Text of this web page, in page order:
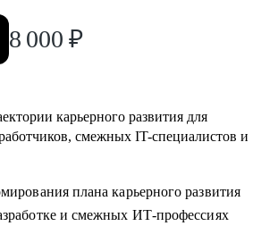
аналитикам, Data-инженерам, backend- и
8 000 ₽
карьерного развития для
смежных IT-специалистов и
плана карьерного развития
и смежных ИТ-профессиях